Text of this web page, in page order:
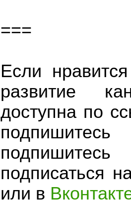
===
Если
развитие
доступна по
подписаться
или в